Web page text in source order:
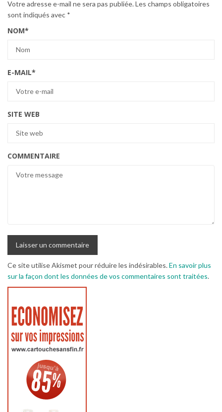
Votre adresse e-mail ne sera pas publiée.Les champs obligatoires
sont indiqués avec *
NOM*
E-MAIL*
SITE WEB
COMMENTAIRE
Ce site utilise Akismet pour réduire les indésirables.En savoir plus
sur la façon dont les données de vos commentaires sont traitées.